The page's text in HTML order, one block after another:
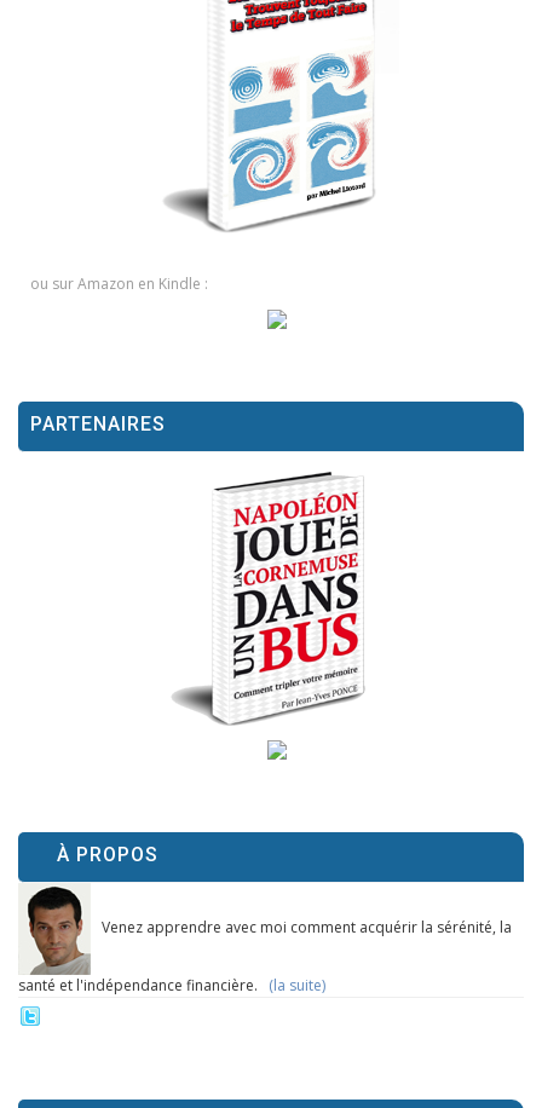
ou sur Amazon en Kindle :
PARTENAIRES
À PROPOS
Venez apprendre avec moi comment acquérir la sérénité, la
santé et l'indépendance financière. (la suite)